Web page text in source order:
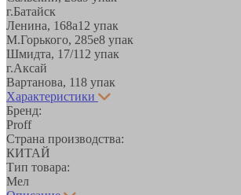
г.Батайск
Ленина, 168а12 упак
М.Горького, 285е8 упак
Шмидта, 17/112 упак
г.Аксай
Вартанова, 118 упак
Характеристики
Бренд:
Proff
Страна производства:
КИТАЙ
Тип товара:
Мел